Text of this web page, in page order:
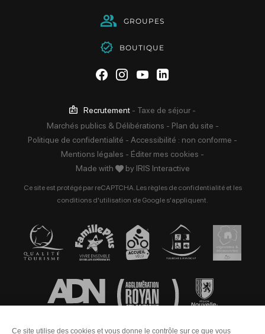
GROUPES
BOUTIQUE
Suivez-nous sur Facebook
Suivez-nous sur
Suivez-nous sur
Suivez-nous sur
Recrutement - Taxe de séjour -
Marchés publics & Délibérations - Plan du site -
Politique de confidentialité - Accessibilité : non conforme -
Mentions légales - Éditer mes cookies -
Made with
by IRIS Interactive
Ce site est protégé par reCAPTCHA. Les règles de confidentialitéet les
conditions d'utilisation de Google s'appliquent.